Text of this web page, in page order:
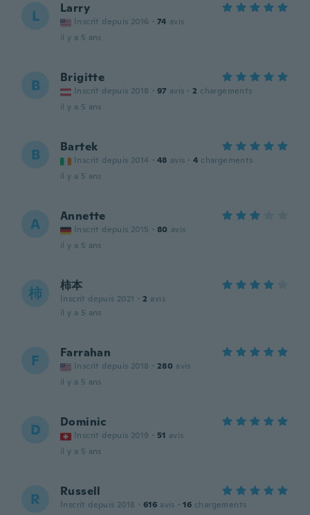
L Larry
Inscrit depuis 2016 · 74 avis
il y a 5 ans
B Brigitte
Inscrit depuis 2018 · 97 avis · 2 chargements
il y a 5 ans
B Bartek
Inscrit depuis 2014 · 48 avis · 4 chargements
il y a 5 ans
A Annette
Inscrit depuis 2015 · 80 avis
il y a 5 ans
柿 柿本
Inscrit depuis 2021 · 2 avis
il y a 5 ans
F Farrahan
Inscrit depuis 2018 · 280 avis
il y a 5 ans
D Dominic
Inscrit depuis 2019 · 51 avis
il y a 5 ans
R Russell
Inscrit depuis 2018 · 616 avis · 16 chargements